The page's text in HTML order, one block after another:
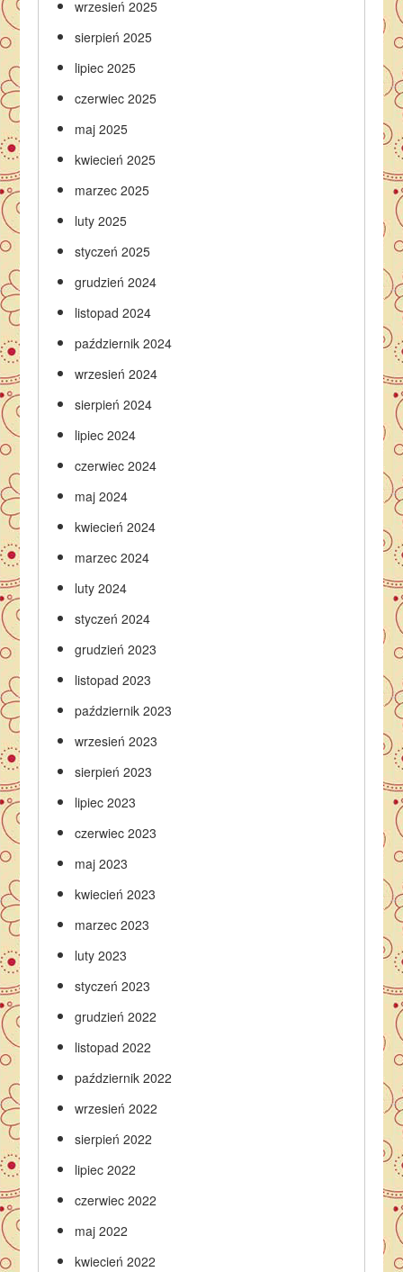
wrzesień 2025
sierpień 2025
lipiec 2025
czerwiec 2025
maj 2025
kwiecień 2025
marzec 2025
luty 2025
styczeń 2025
grudzień 2024
listopad 2024
październik 2024
wrzesień 2024
sierpień 2024
lipiec 2024
czerwiec 2024
maj 2024
kwiecień 2024
marzec 2024
luty 2024
styczeń 2024
grudzień 2023
listopad 2023
październik 2023
wrzesień 2023
sierpień 2023
lipiec 2023
czerwiec 2023
maj 2023
kwiecień 2023
marzec 2023
luty 2023
styczeń 2023
grudzień 2022
listopad 2022
październik 2022
wrzesień 2022
sierpień 2022
lipiec 2022
czerwiec 2022
maj 2022
kwiecień 2022